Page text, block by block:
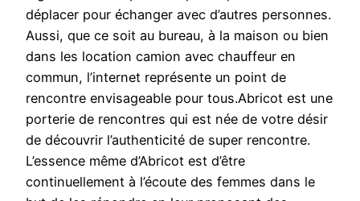
déplacer pour échanger avec d’autres personnes.
Aussi, que ce soit au bureau, à la maison ou bien
dans les location camion avec chauffeur en
commun, l’internet représente un point de
rencontre envisageable pour tous.Abricot est une
porterie de rencontres qui est née de votre désir
de découvrir l’authenticité de super rencontre.
L’essence même d’Abricot est d’être
continuellement à l’écoute des femmes dans le